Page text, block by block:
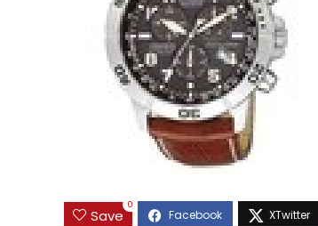
Save
0